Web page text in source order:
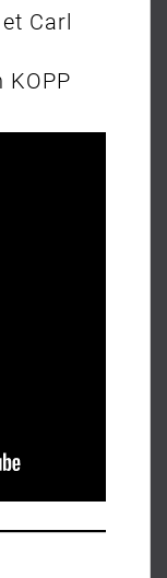
Carl
KOPP